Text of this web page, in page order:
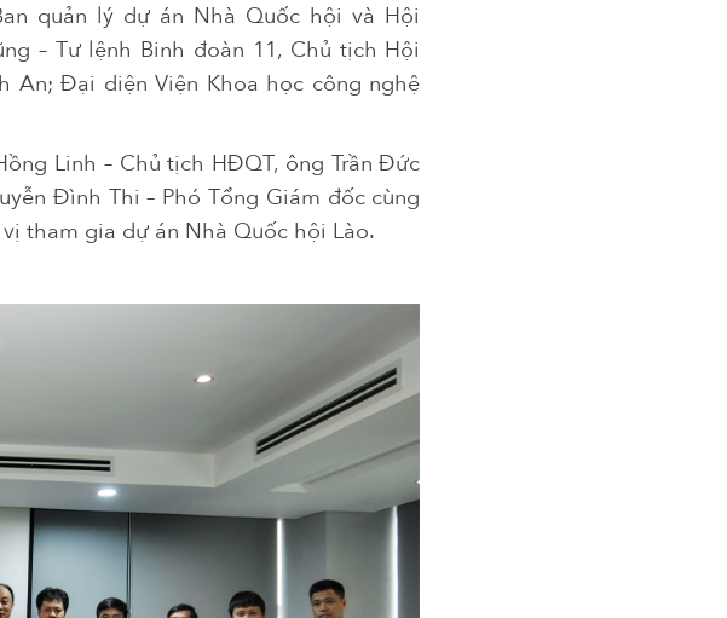
quản lý dự án Nhà Quốc hội và Hội
– Tư lệnh Binh đoàn 11, Chủ tịch Hội
An; Đại diện Viện Khoa học công nghệ
Linh – Chủ tịch HĐQT, ông Trần Đức
Đình Thi – Phó Tổng Giám đốc cùng
tham gia dự án Nhà Quốc hội Lào.